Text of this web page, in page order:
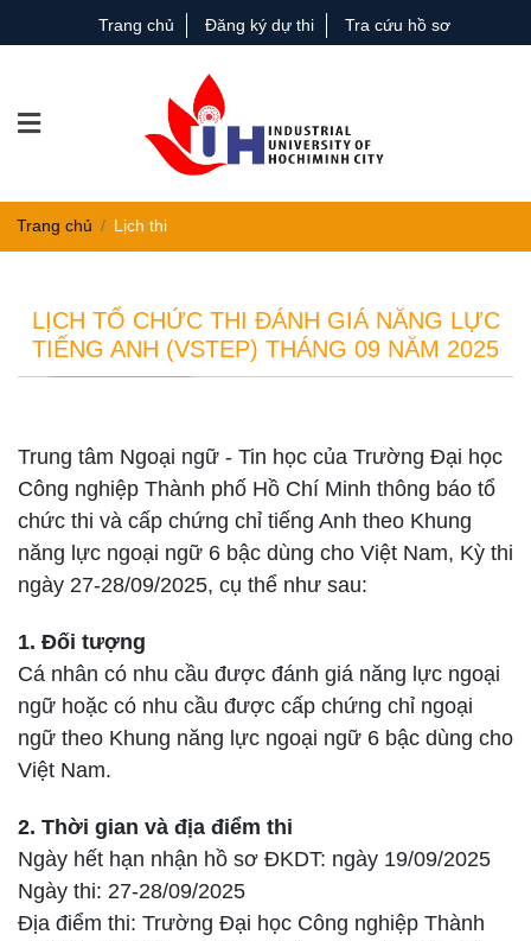
Trang chủ Đăng ký dự thi Tra cứu hồ sơ
Trang chủ Lịch thi
LỊCH TỔ CHỨC THI ĐÁNH GIÁ NĂNG LỰC
TIẾNG ANH (VSTEP) THÁNG 09 NĂM 2025
Trung tâm Ngoại ngữ - Tin học của Trường Đại học
Công nghiệp Thành phố Hồ Chí Minh thông báo tổ
chức thi và cấp chứng chỉ tiếng Anh theo Khung
năng lực ngoại ngữ 6 bậc dùng cho Việt Nam, Kỳ thi
ngày 27-28/09/2025, cụ thể như sau:
1. Đối tượng
Cá nhân có nhu cầu được đánh giá năng lực ngoại
ngữ hoặc có nhu cầu được cấp chứng chỉ ngoại
ngữ theo Khung năng lực ngoại ngữ 6 bậc dùng cho
Việt Nam.
2. Thời gian và địa điểm thi
Ngày hết hạn nhận hồ sơ ĐKDT: ngày 19/09/2025
Ngày thi: 27-28/09/2025
Địa điểm thi: Trường Đại học Công nghiệp Thành